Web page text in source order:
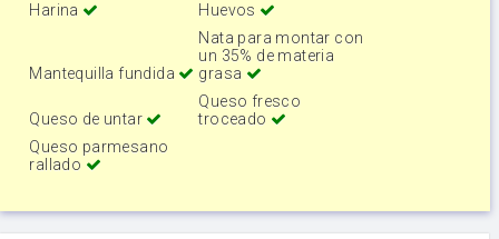
Harina
Huevos
Mantequilla fundida
Nata para montar con
un 35% de materia
grasa
Queso de untar
Queso fresco
troceado
Queso parmesano
rallado